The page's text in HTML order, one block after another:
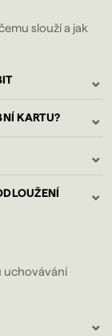
slouží a jak
⌄
KARTU? ⌄
⌄
⌄
uchovávání
⌄